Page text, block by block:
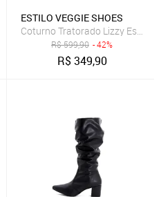
Animal Print DUBUY 1105FG
ESTILO VEGGIE SHOES
Coturno Tratorado Lizzy Estilo
R$599,90 - 42%
R$349,90